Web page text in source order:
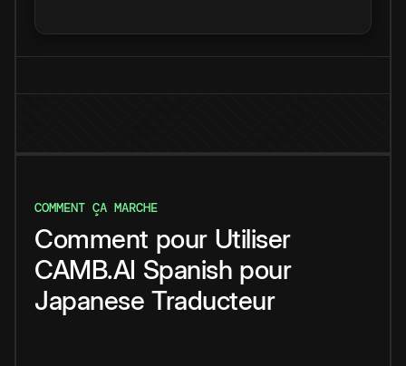
COMMENT ÇA MARCHE
Comment pour Utiliser
CAMB.AI Spanish pour
Japanese Traducteur